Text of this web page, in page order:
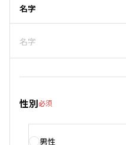
名字
性別必须
男性